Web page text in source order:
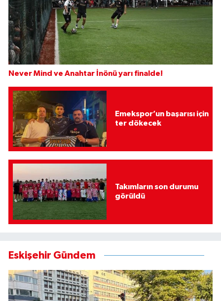
Never Mind ve Anahtar İnönü yarı finalde!
Emekspor’un başarısı için
ter dökecek
Takımların son durumu
görüldü
Eskişehir Gündem